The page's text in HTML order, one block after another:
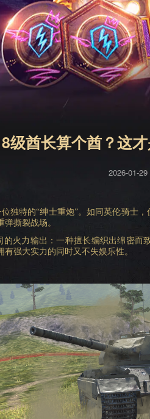
安卓充值
8级酋长算个酋？这
2026-01-29
独特的“绅士重炮”。如同英伦骑士
撕裂战场。
的火力输出：一种擅长编织出绵密
强大实力的同时又不失娱乐性。